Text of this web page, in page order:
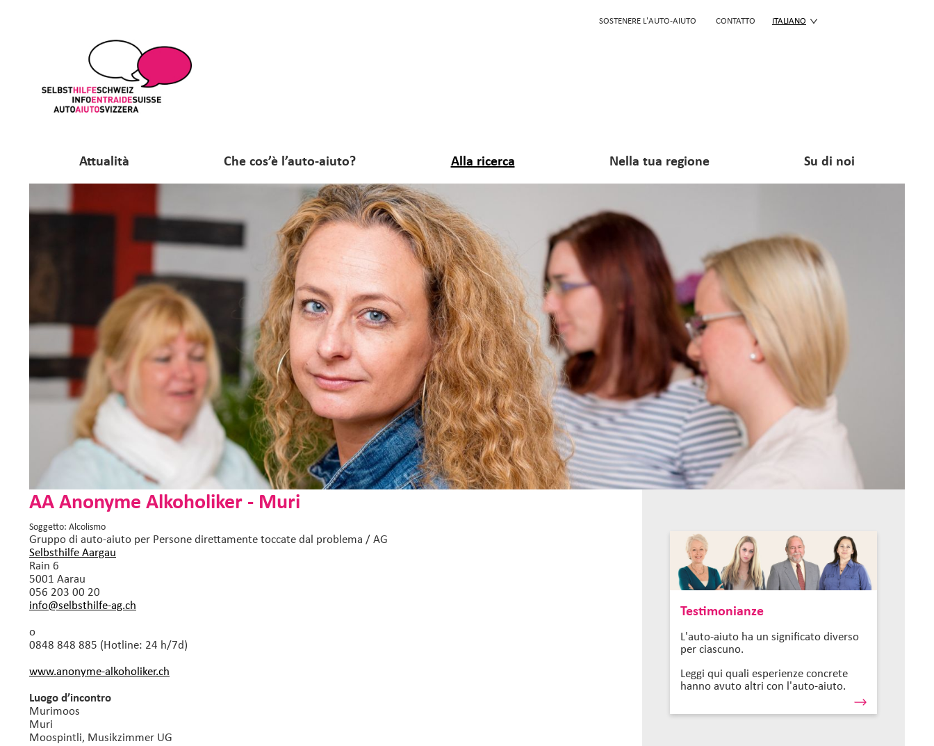
SOSTENERE L'AUTO-AIUTO CONTATTO ITALIANO
Attualità Che cos’è l’auto-aiuto? Alla ricerca Nella tua regione Su di noi
AA Anonyme Alkoholiker - Muri
Soggetto: Alcolismo
Gruppo di auto-aiuto per Persone direttamente toccate dal problema / AG
Selbsthilfe Aargau
Rain 6
5001 Aarau
056 203 00 20
info@selbsthilfe-ag.ch
o
0848 848 885 (Hotline: 24 h/7d)
www.anonyme-alkoholiker.ch
Luogo d’incontro
Murimoos
Muri
Moospintli, Musikzimmer UG
Testimonianze
L'auto-aiuto ha un significato diverso
per ciascuno.
Leggi qui quali esperienze concrete
hanno avuto altri con l'auto-aiuto.